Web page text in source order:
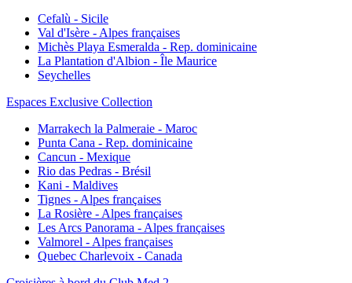
Cefalù - Sicile
Val d'Isère - Alpes françaises
Michès Playa Esmeralda - Rep. dominicaine
La Plantation d'Albion - Île Maurice
Seychelles
Espaces Exclusive Collection
Marrakech la Palmeraie - Maroc
Punta Cana - Rep. dominicaine
Cancun - Mexique
Rio das Pedras - Brésil
Kani - Maldives
Tignes - Alpes françaises
La Rosière - Alpes françaises
Les Arcs Panorama - Alpes françaises
Valmorel - Alpes françaises
Quebec Charlevoix - Canada